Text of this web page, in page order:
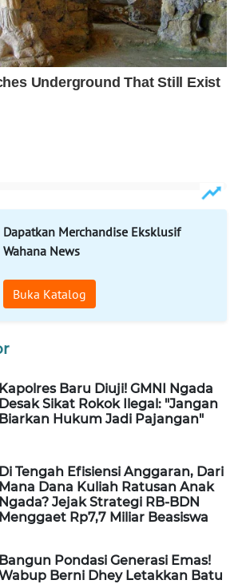
Dapatkan Merchandise Eksklusif
Wahana News
Buka Katalog
Kapolres Baru Diuji! GMNI Ngada
Desak Sikat Rokok Ilegal: "Jangan
Biarkan Hukum Jadi Pajangan"
Di Tengah Efisiensi Anggaran, Dari
Mana Dana Kuliah Ratusan Anak
Ngada? Jejak Strategi RB-BDN
Menggaet Rp7,7 Miliar Beasiswa
Bangun Pondasi Generasi Emas!
Berni Dhey Letakkan Batu